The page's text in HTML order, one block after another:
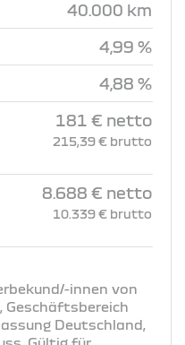
40.000 km
4,99 %
4,88 %
181 € netto
215,39 € brutto
8.688 € netto
10.339 € brutto
innen von
Geschäftsbereich
Deutschland,